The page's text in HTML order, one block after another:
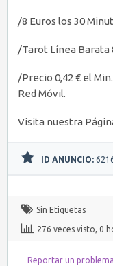
/8 Euros los 30
/Tarot Línea Barata
/Precio 0,42 € el
Red Móvil.
Visita nuestra
ID ANUNCIO:
Sin Etiquetas
276 veces visto, 0
Reportar un problema